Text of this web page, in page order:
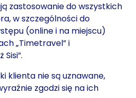
zastosowanie do wszystkich
w szczególności do
(online i na miejscu)
„Timetravel” i
klienta nie są uznawane,
zgodzi się na ich